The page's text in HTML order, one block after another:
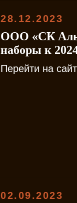
28.12.2023
ООО «СК
наборы к
Перейти на
02.09.2023